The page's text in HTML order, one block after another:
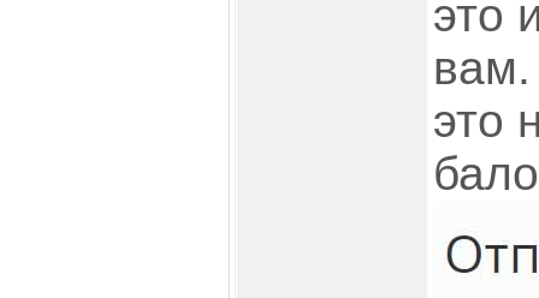
это
это